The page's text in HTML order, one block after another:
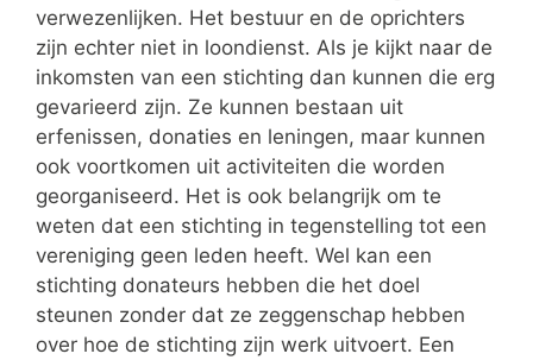
verwezenlijken. Het bestuur en de oprichters
zijn echter niet in loondienst. Als je kijkt naar de
inkomsten van een stichting dan kunnen die erg
gevarieerd zijn. Ze kunnen bestaan uit
erfenissen, donaties en leningen, maar kunnen
ook voortkomen uit activiteiten die worden
georganiseerd. Het is ook belangrijk om te
weten dat een stichting in tegenstelling tot een
vereniging geen leden heeft. Wel kan een
stichting donateurs hebben die het doel
steunen zonder dat ze zeggenschap hebben
over hoe de stichting zijn werk uitvoert. Een